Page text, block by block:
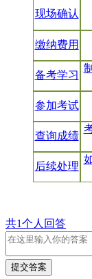
现场确认
缴纳费用
备考学习
参加考试
查询成绩
后续处理
共1个人回答
提交答案